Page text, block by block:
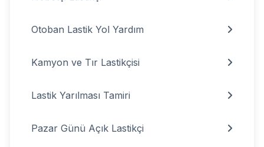
Otoban Lastik Yol Yardım
Kamyon ve Tır Lastikçisi
Lastik Yarılması Tamiri
Pazar Günü Açık Lastikçi